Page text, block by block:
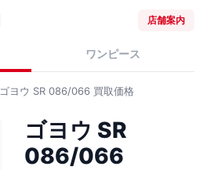
店舗案内
ワンピース
ゴヨウ SR 086/066 買取価格
ゴヨウ SR
086/066